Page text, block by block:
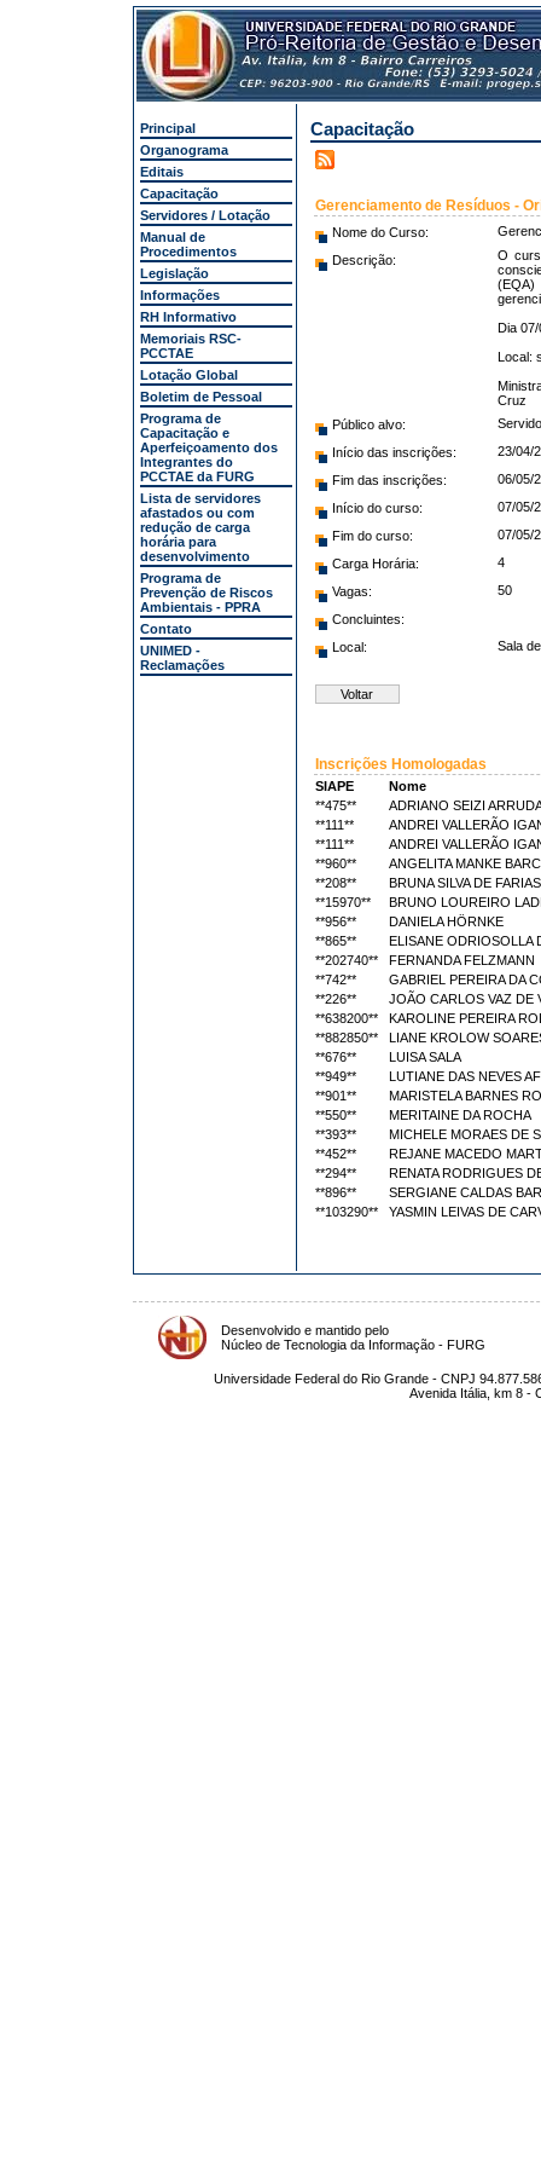
Principal
Organograma
Editais
Capacitação
Servidores / Lotação
Manual de
Procedimentos
Legislação
Informações
RH Informativo
Memoriais RSC-
PCCTAE
Lotação Global
Boletim de Pessoal
Programa de
Capacitação e
Aperfeiçoamento dos
Integrantes do
PCCTAE da FURG
Lista de servidores
afastados ou com
redução de carga
horária para
desenvolvimento
Programa de
Prevenção de Riscos
Ambientais - PPRA
Contato
UNIMED -
Reclamações
Capacitação
Gerenciamento de Resíduos -
Nome do Curso:
Descrição:
O
Dia
Local:
Cruz
Público alvo:
Início das inscrições:
23/04/
Fim das inscrições:
06/05/
Início do curso:
07/05/
Fim do curso:
07/05/
Carga Horária:
4
Vagas:
50
Concluintes:
Local:
Sala
Inscrições Homologadas
SIAPE
Nome
**475**
ADRIANO SEIZI
**111**
ANDREI VALLERÃO
**111**
ANDREI VALLERÃO
**960**
ANGELITA MANKE
**208**
BRUNA SILVA DE FARIAS
**15970**
BRUNO LOUREIRO
**956**
DANIELA HÖRNKE
**865**
ELISANE ODRIOSOLLA
**202740**
FERNANDA FELZMANN
**742**
GABRIEL PEREIRA DA
**226**
JOÃO CARLOS VAZ DE
**638200**
KAROLINE PEREIRA
**882850**
LIANE KROLOW
**676**
LUISA SALA
**949**
LUTIANE DAS NEVES
**901**
MARISTELA BARNES
**550**
MERITAINE DA ROCHA
**393**
MICHELE MORAES DE
**452**
REJANE MACEDO
**294**
RENATA RODRIGUES
**896**
SERGIANE CALDAS
**103290**
YASMIN LEIVAS DE
Desenvolvido e mantido pelo
Núcleo de Tecnologia da Informação - FURG
Universidade Federal do Rio Grande - CNPJ
Avenida Itália, km 8 -